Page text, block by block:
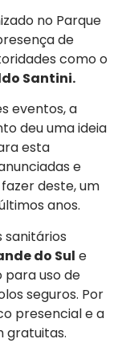
no Parque
de
como o
Santini.
eventos, a
deu uma ideia
esta
e
deste, um
anos.
sanitários
do Sul e
uso de
seguros. Por
presencial e a
gratuitas.